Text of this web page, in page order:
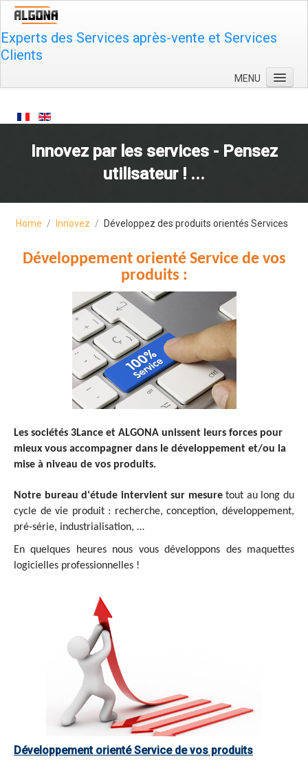
Experts des Services après-vente et Services
Clients
MENU
Rentabilisez
Formez
Contactez-nous
Innovez par les services - Pensez
utilisateur ! ...
Home / Innovez / Développez des produits orientés Services
Développement orienté Service de vos
produits :
Les sociétés 3Lance et ALGONA unissent leurs forces pour
mieux vous accompagner dans le développement et/ou la
mise à niveau de vos produits.
Notre bureau d'étude intervient sur mesuretout au long du
cycle de vie produit : recherche, conception, développement,
pré-série, industrialisation, …
En quelques heures nous vous développons des maquettes
logicielles professionnelles !
Développement orienté Service de vos produits